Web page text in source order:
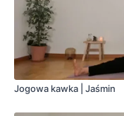
Jogowa kawka | Jaśmin